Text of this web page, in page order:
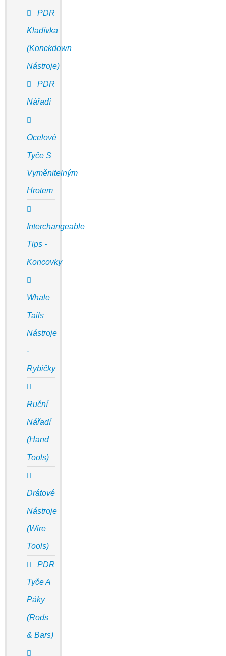
PDR
Kladívka
(Konckdown
Nástroje)
PDR
Nářadí
Ocelové
Tyče S
Vyměnitelným
Hrotem
Interchangeable
Tips -
Koncovky
Whale
Tails
Nástroje
-
Rybičky
Ruční
Nářadí
(Hand
Tools)
Drátové
Nástroje
(Wire
Tools)
PDR
Tyče A
Páky
(Rods
& Bars)